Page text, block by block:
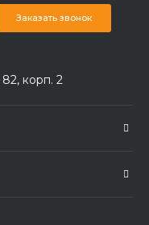
Заказать звонок
корп. 2